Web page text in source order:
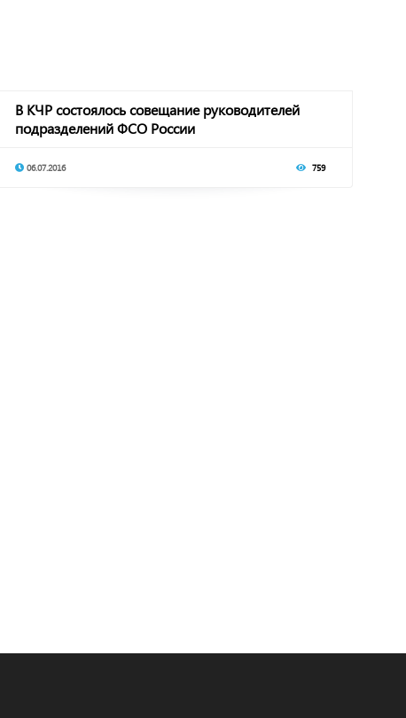
В КЧР состоялось совещание руководителей
подразделений ФСО России
06.07.2016 759